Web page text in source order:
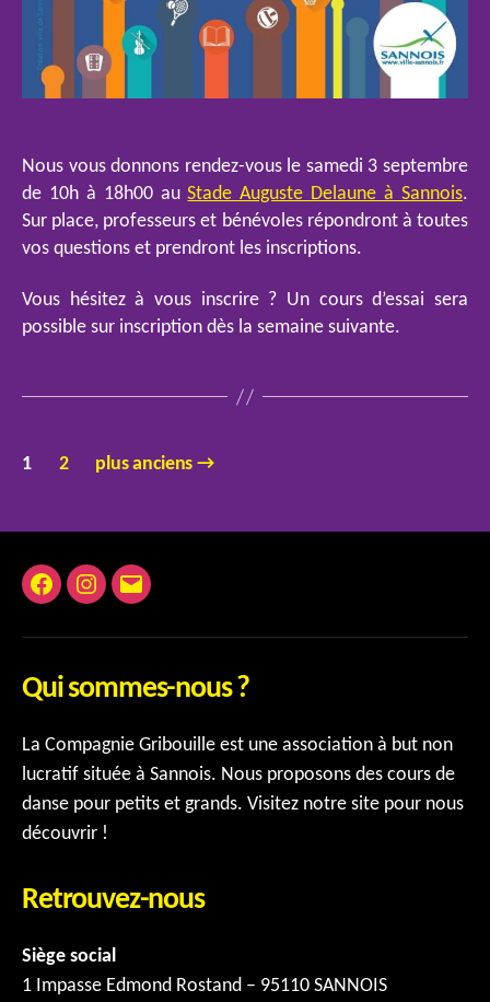
Nous vous donnons rendez-vous le samedi 3 septembre
de 10h à 18h00 auStade Auguste Delaune à Sannois.
Sur place, professeurs et bénévoles répondront à toutes
vos questions et prendront les inscriptions.
Vous hésitez à vous inscrire ? Un cours d’essai sera
possible sur inscription dès la semaine suivante.
Pagination
1 2 plus anciens →
FacebookInstagram
E-
Qui sommes-nous ?
La Compagnie Gribouille est une association à but non
lucratif située à Sannois. Nous proposons des cours de
danse pour petits et grands. Visitez notre site pour nous
découvrir !
Retrouvez-nous
Siège social
1 Impasse Edmond Rostand – 95110 SANNOIS